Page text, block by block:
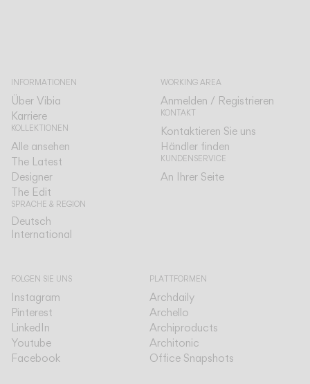
INFORMATIONEN
Über Vibia
Karriere
KOLLEKTIONEN
Alle ansehen
The Latest
Designer
The Edit
SPRACHE & REGION
Deutsch
International
WORKING AREA
Anmelden / Registrieren
KONTAKT
Kontaktieren Sie uns
Händler finden
KUNDENSERVICE
An Ihrer Seite
FOLGEN SIE UNS
Instagram
Pinterest
LinkedIn
Youtube
Facebook
PLATTFORMEN
Archdaily
Archello
Archiproducts
Architonic
Office Snapshots